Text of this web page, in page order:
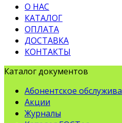
О НАС
КАТАЛОГ
ОПЛАТА
ДОСТАВКА
КОНТАКТЫ
Каталог документов
Абонентское
Акции
Журналы